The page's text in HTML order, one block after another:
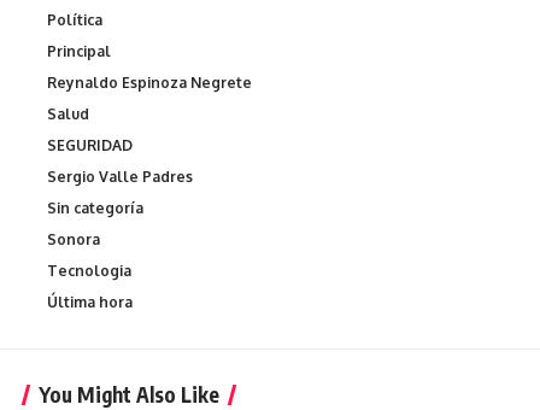
Política
Principal
Reynaldo Espinoza Negrete
Salud
SEGURIDAD
Sergio Valle Padres
Sin categoría
Sonora
Tecnologia
Última hora
You Might Also Like